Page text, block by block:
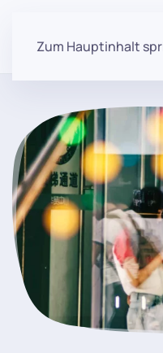
Zum Hauptinhalt